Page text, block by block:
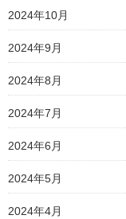
2024年10月
2024年9月
2024年8月
2024年7月
2024年6月
2024年5月
2024年4月